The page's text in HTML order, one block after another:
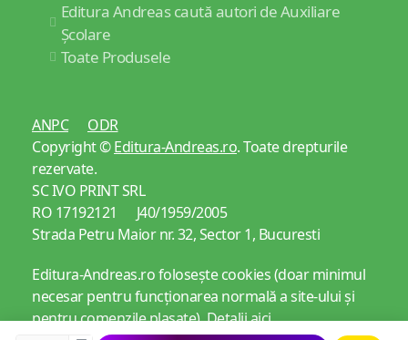
Editura Andreas caută autori de Auxiliare
Școlare
Toate Produsele
ANPC
ODR
Copyright ©Editura-Andreas.ro. Toate drepturile
rezervate.
SC IVO PRINT SRL
RO 17192121 J40/1959/2005
Strada Petru Maior nr. 32, Sector 1, Bucuresti
Editura-Andreas.ro folosește cookies (doar minimul
necesar pentru funcționarea normală a site-ului și
pentru comenzile plasate).Detalii aici